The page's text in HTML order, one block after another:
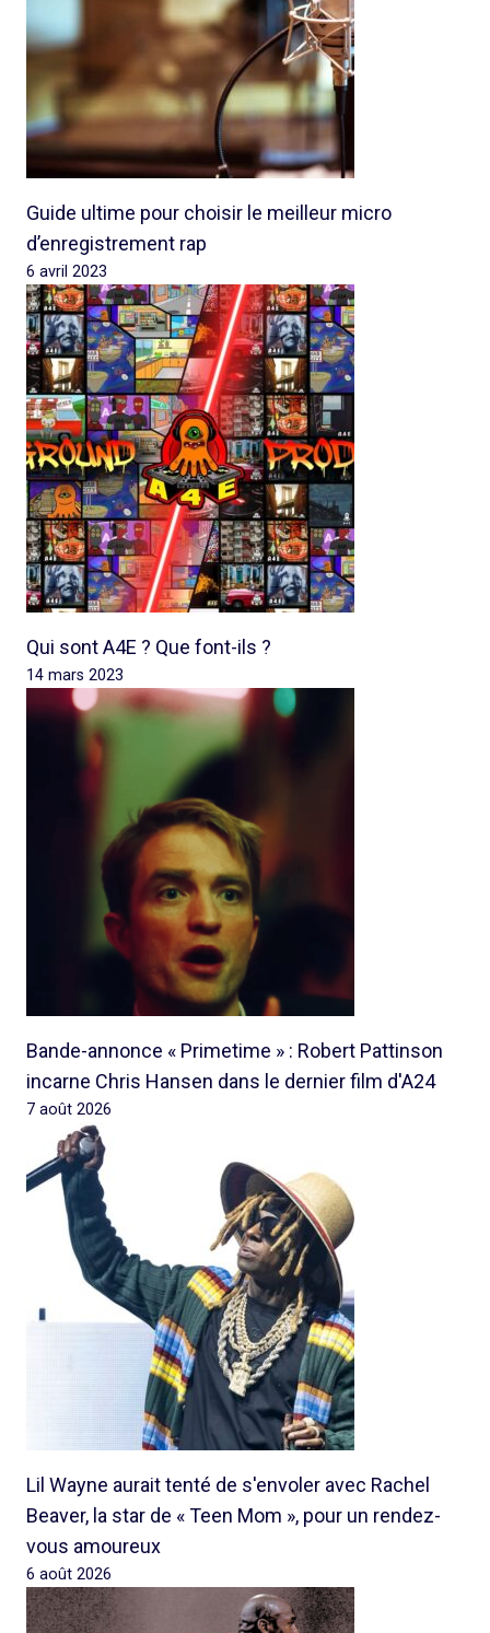
Guide ultime pour choisir le meilleur micro
d’enregistrement rap
6 avril 2023
Qui sont A4E ? Que font-ils ?
14 mars 2023
Bande-annonce « Primetime » : Robert Pattinson
incarne Chris Hansen dans le dernier film d'A24
7 août 2026
Lil Wayne aurait tenté de s'envoler avec Rachel
Beaver, la star de « Teen Mom », pour un rendez-
vous amoureux
6 août 2026